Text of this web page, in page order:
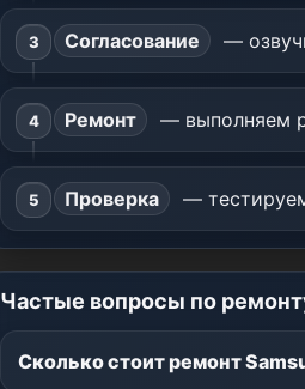
Согласование —
Ремонт — выполняем
Проверка —
Частые вопросы по
Сколько стоит ремонт